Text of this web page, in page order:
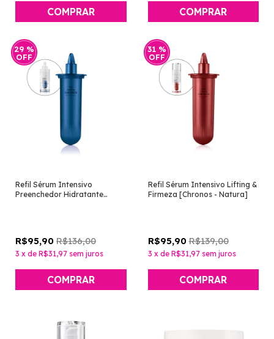
COMPRAR
29 %
OFF
Refil Sérum Intensivo
Preenchedor Hidratante
R$95,90 R$136,00
3 x de R$31,97 sem juros
31 %
OFF
Refil Sérum Intensivo Lifting &
Firmeza [Chronos - Natura]
R$95,90 R$139,00
3 x de R$31,97 sem juros